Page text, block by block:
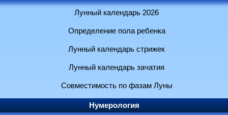
Лунный календарь 2026
Определение пола ребенка
Лунный календарь стрижек
Лунный календарь зачатия
Совместимость по фазам Луны
Нумерология